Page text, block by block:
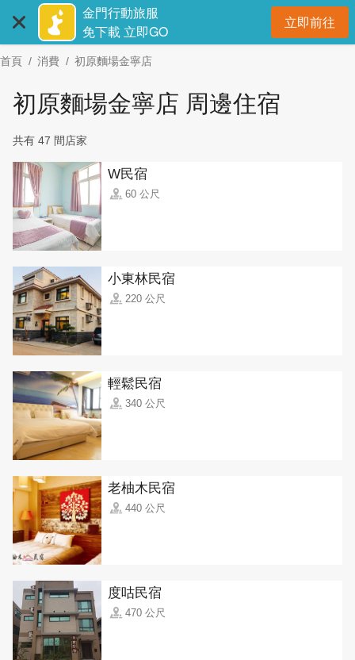
主
要
金門行動旅服
免下載 立即GO
立即前往開
首頁 消費 初原麵場金寧店
初原麵場金寧店 周邊住宿
共有 47 間店家
W民宿
60 公尺
小東林民宿
220 公尺
輕鬆民宿
340 公尺
老柚木民宿
440 公尺
度咕民宿
470 公尺